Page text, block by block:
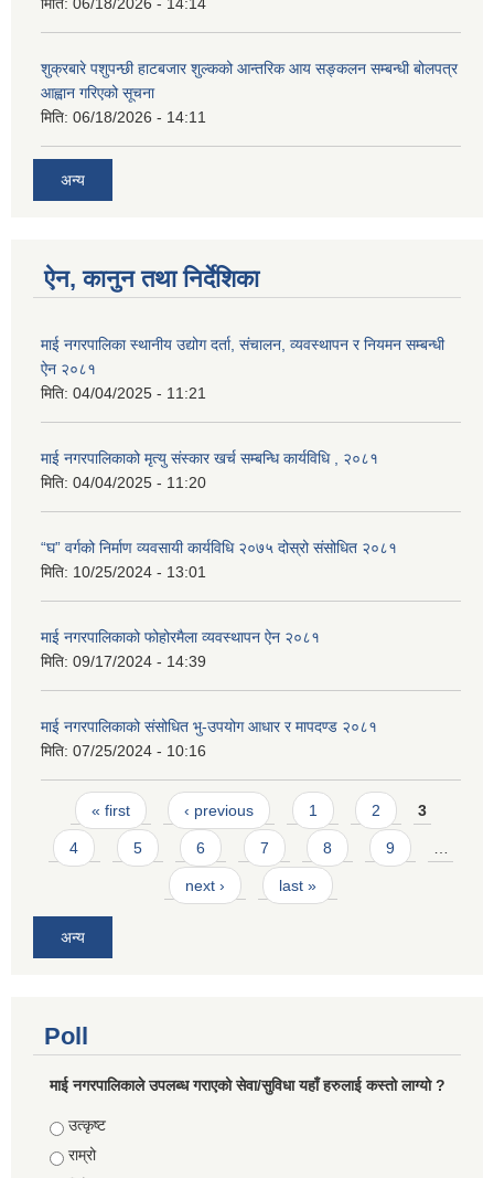
मिति: 06/18/2026 - 14:14
शुक्रबारे पशुपन्छी हाटबजार शुल्कको आन्तरिक आय सङ्कलन सम्बन्धी बोलपत्र
आह्वान गरिएको सूचना
मिति: 06/18/2026 - 14:11
अन्य
ऐन, कानुन तथा निर्देशिका
माई नगरपालिका स्थानीय उद्योग दर्ता, संचालन, व्यवस्थापन र नियमन सम्बन्धी
ऐन २०८१
मिति: 04/04/2025 - 11:21
माई नगरपालिकाको मृत्यु संस्कार खर्च सम्बन्धि कार्यविधि , २०८१
मिति: 04/04/2025 - 11:20
“घ” वर्गको निर्माण व्यवसायी कार्यविधि २०७५ दोस्रो संसोधित २०८१
मिति: 10/25/2024 - 13:01
माई नगरपालिकाको फोहोरमैला व्यवस्थापन ऐन २०८१
मिति: 09/17/2024 - 14:39
माई नगरपालिकाको संसोधित भु-उपयोग आधार र मापदण्ड २०८१
मिति: 07/25/2024 - 10:16
Pages
« first ‹ previous 1 2 3
4 5 6 7 8 9 …
next › last »
अन्य
Poll
माई नगरपालिकाले उपलब्ध गराएको सेवा/सुविधा यहाँ हरुलाई कस्तो लाग्यो ?
Choices
उत्कृष्ट
राम्रो